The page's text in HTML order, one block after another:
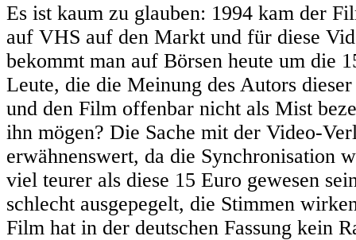
Es ist kaum zu glauben: 1994 kam der
auf VHS auf den Markt und für diese
bekommt man auf Börsen heute um die
Leute, die die Meinung des Autors
und den Film offenbar nicht als Mist
ihn mögen? Die Sache mit der Video-
erwähnenswert, da die Synchronisation
viel teurer als diese 15 Euro gewesen
schlecht ausgepegelt, die Stimmen
Film hat in der deutschen Fassung kein